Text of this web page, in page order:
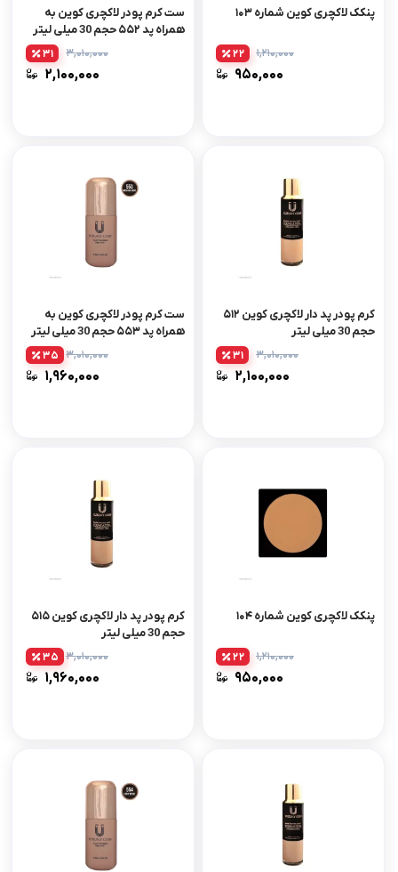
پنکک لاکچری کوین شماره ۱۰۳
۱,۲۱۰,۰۰۰
۹۵۰,۰۰۰
22
ست کرم پودر لاکچری کوین به
همراه پد ۵۵۲ حجم 30 میلی لیتر
۳,۰۱۰,۰۰۰
۲,۱۰۰,۰۰۰
31
کرم پودر پد دار لاکچری کوین ۵۱۲
حجم 30 میلی لیتر
۳,۰۱۰,۰۰۰
۲,۱۰۰,۰۰۰
31
ست کرم پودر لاکچری کوین به
همراه پد ۵۵۳ حجم 30 میلی لیتر
۳,۰۱۰,۰۰۰
۱,۹۶۰,۰۰۰
35
پنکک لاکچری کوین شماره ۱۰۴
۱,۲۱۰,۰۰۰
۹۵۰,۰۰۰
22
کرم پودر پد دار لاکچری کوین ۵۱۵
حجم 30 میلی لیتر
۳,۰۱۰,۰۰۰
۱,۹۶۰,۰۰۰
35